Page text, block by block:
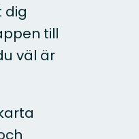
dig
till
väl är